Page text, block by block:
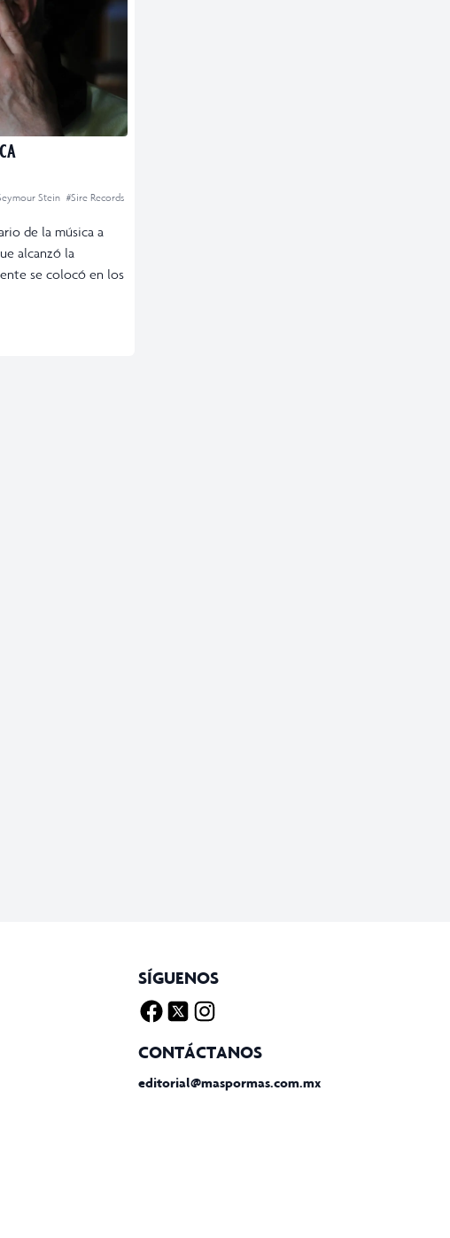
Stein #Sire Records
de la música a
alcanzó la
se colocó en los
SÍGUENOS
CONTÁCTANOS
editorial@maspormas.com.mx